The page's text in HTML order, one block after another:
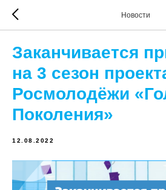
Новости
Заканчивается
на 3 сезон
Росмолодёжи
Поколения»
12.08.2022